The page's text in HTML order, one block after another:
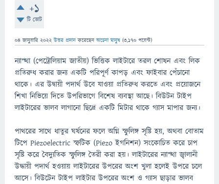
+1
টি ভোট
04 জানুয়ারি 2022 উত্তর প্রদান করেছেনঅচেনা মানুষ (3,170 পয়েন্ট)
ন্যাপ্থা (পেট্রোলিয়াম জাতীয়) ভিত্তিক লাইটারে তরল শোষন এবং লিক
প্রতিরুধ করার জন্য একটি পরিপূর্ণ কাপড় এবং ফাইবার পেঁচানো
থাকে। এর উদ্বায়ী পদার্থ উবে যাওয়া প্রতিরুধ করতে এবং প্রয়োজনে
শিখা নিভিয়ে দিতে উপরিভাগে বিশেষ ব্যবস্থা আছে। বিউটন টাইপ
লাইটারের ভালব লাগানো ছিদ্রে একটি মিটার থাকে গ্যাস মাপার জন্য।
পাথরের সাথে ধাতুর ঘর্ষনের ফলে অগ্নি স্ফুলিঙ্গ সৃষ্টি হয়, অথবা বোতাম
টিপে Piezoelectric স্ফটিক (Piezo ইগনিশন) সংকোচিত করে চাপ
সৃষ্টি করে বৈদ্যুতিক স্ফুলিঙ্গ তৈরী করা হয়। লাইটারের ন্যাপ্থা জ্বালানী
উদ্ধায়ী পদার্থ হওয়ায় লাইটারের উপরের অংশ খুলা হলেই উপরে চলে
আসে। বিউটেন টাইপ লাইটার উপরের অংশ ও গ্যাস ছাড়ার ভালব